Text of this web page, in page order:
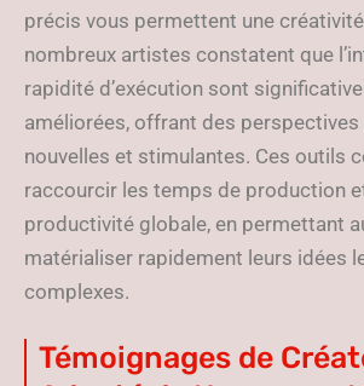
précis vous permettent une
nombreux artistes constatent que
rapidité d’exécution sont
améliorées, offrant des
nouvelles et stimulantes. Ces outils
raccourcir les temps de production
productivité globale, en permettant
matérialiser rapidement leurs idées
complexes.
Témoignages de